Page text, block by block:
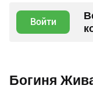
Войти
Богиня